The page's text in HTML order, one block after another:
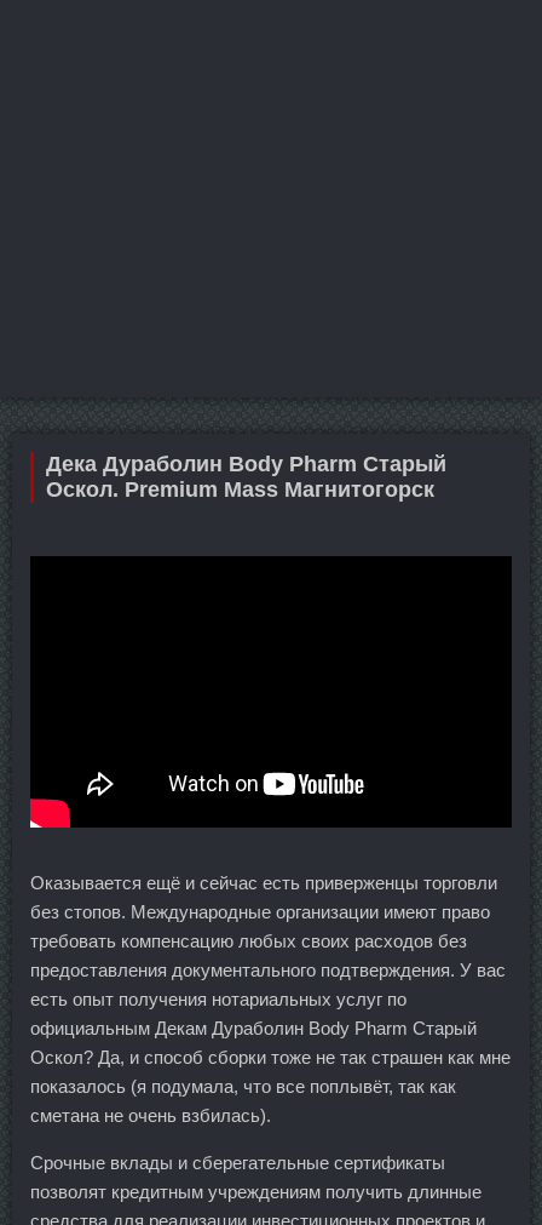
Дека Дураболин Body Pharm Старый
Оскол. Premium Mass Магнитогорск
Оказывается ещё и сейчас есть приверженцы торговли
без стопов. Международные организации имеют право
требовать компенсацию любых своих расходов без
предоставления документального подтверждения. У вас
есть опыт получения нотариальных услуг по
официальным Декам Дураболин Body Pharm Старый
Оскол? Да, и способ сборки тоже не так страшен как мне
показалось (я подумала, что все поплывёт, так как
сметана не очень взбилась).
Срочные вклады и сберегательные сертификаты
позволят кредитным учреждениям получить длинные
средства для реализации инвестиционных проектов и